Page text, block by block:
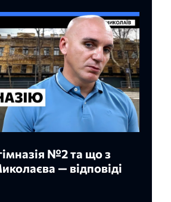
№2 та що з
— відповіді